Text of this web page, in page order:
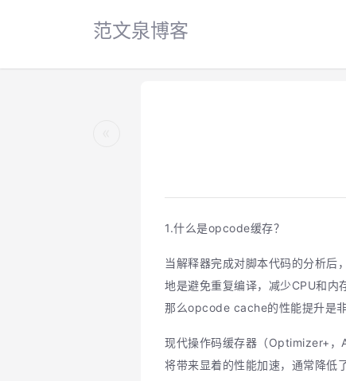
范文泉博客
1.什么是opcode缓存？
当解释器完成对脚本代码的分析
地是避免重复编译，减少CPU和内
那么opcode cache的性能提升是
现代操作码缓存器（Optimizer+，
将带来显着的性能加速，通常降低